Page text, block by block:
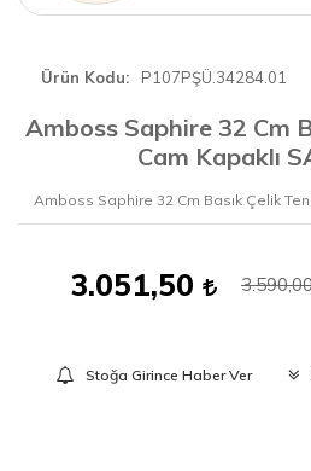
Ürün Kodu P107PŞÜ.34284.01
Amboss Saphire 32 Cm
Cam Kapaklı
Amboss Saphire 32 Cm Basık Çelik
3.051,50
Stoğa Girince Haber Ver